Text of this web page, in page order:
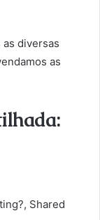
diversas
as